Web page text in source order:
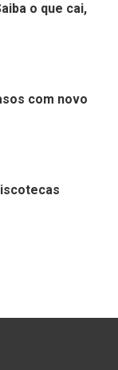
o que cai,
com novo